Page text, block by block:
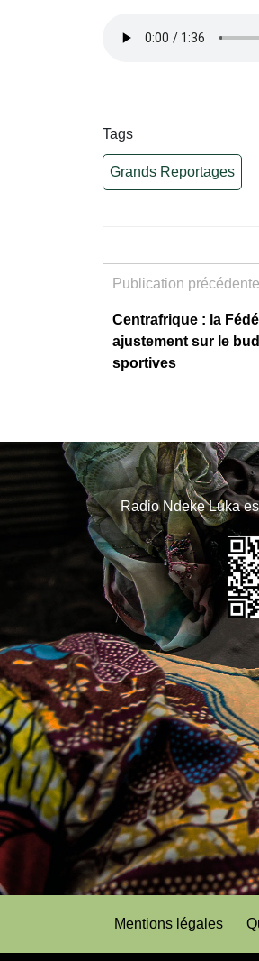
Tags
Grands Reportages
Publication précédente
Centrafrique : la
ajustement sur le
sportives
Radio Ndeke Luka
Mentions légales